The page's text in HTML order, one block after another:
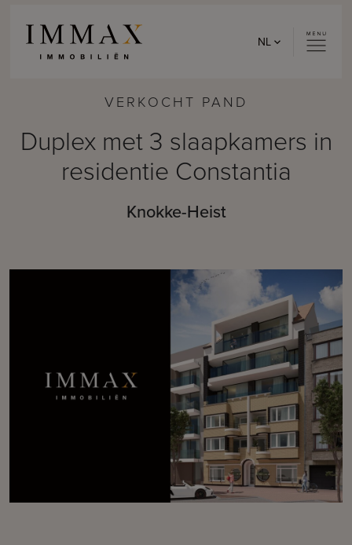
NL
VERKOCHT PAND
Duplex met 3 slaapkamers in
residentie Constantia
Knokke-Heist